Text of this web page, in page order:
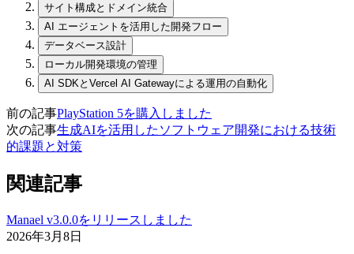
サイト構成とドメイン統合
AI エージェントを活用した開発フロー
データベース設計
ローカル開発環境の管理
AI SDKとVercel AI Gatewayによる運用の自動化
前の記事PlayStation 5を購入しました
次の記事生成AIを活用したソフトウェア開発における技術
的課題と対策
関連記事
Manael v3.0.0をリリースしました
2026年3月8日